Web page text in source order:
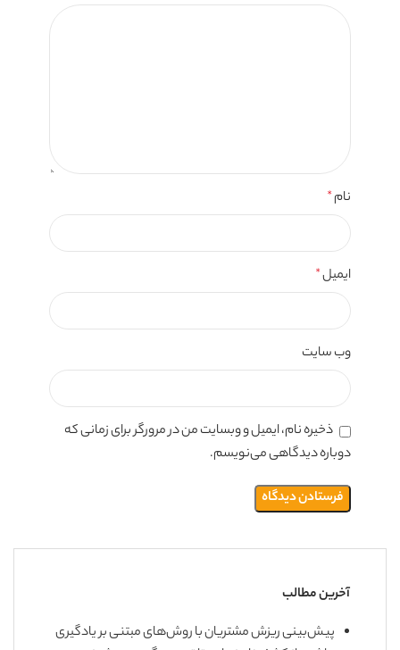
نام*
ایمیل*
وب‌ سایت
ذخیره نام، ایمیل و وبسایت من در مرورگر برای زمانی که
دوباره دیدگاهی می‌نویسم.
آخرین مطالب
پیش‌بینی ریزش مشتریان با روش‌های مبتنی بر یادگیری